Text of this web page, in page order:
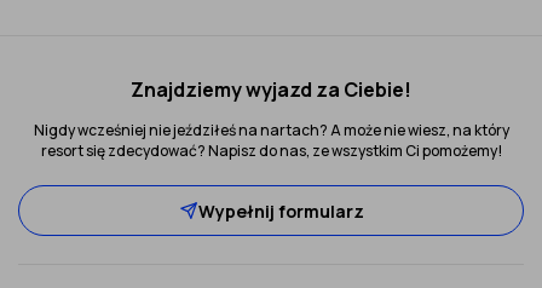
Znajdziemy wyjazd za Ciebie!
Nigdy wcześniej nie jeździłeś na nartach? A może nie wiesz, na który
resort się zdecydować? Napisz do nas, ze wszystkim Ci pomożemy!
Wypełnij formularz